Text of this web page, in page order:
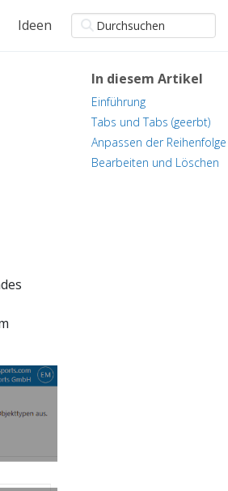
Ideen
In diesem Artikel
Einführung
Tabs und Tabs (geerbt)
Anpassen der Reihenfolge
Bearbeiten und Löschen